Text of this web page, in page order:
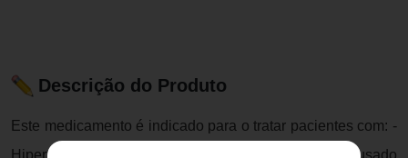
Descrição do Produto
Este medicamento é indicado para o tratar pacientes com: -
Hipertensão; - Insuficiência cardíaca congestiva (usado